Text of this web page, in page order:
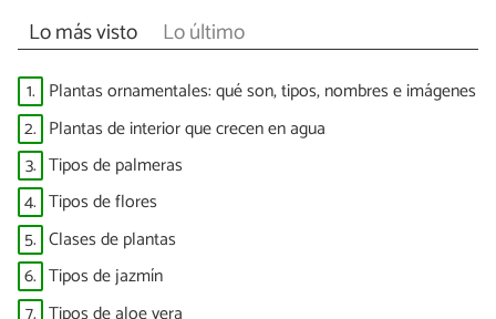
Lo más visto Lo último
1. Plantas ornamentales: qué son, tipos, nombres e imágenes
2. Plantas de interior que crecen en agua
3. Tipos de palmeras
4. Tipos de flores
5. Clases de plantas
6. Tipos de jazmín